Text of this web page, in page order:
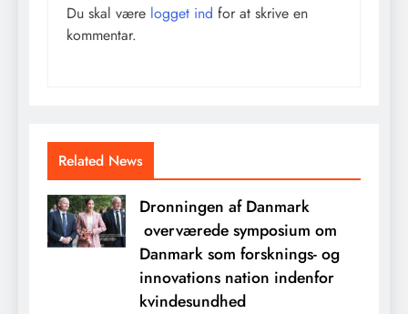
Du skal være logget ind for at skrive en
kommentar.
Related News
Dronningen af Danmark
overværede symposium om
Danmark som forsknings- og
innovations nation indenfor
kvindesundhed